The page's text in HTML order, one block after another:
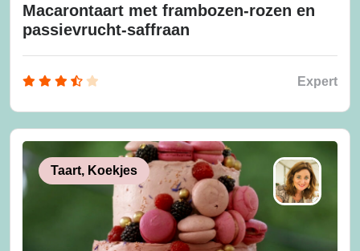
Macarontaart met frambozen-rozen en
passievrucht-saffraan
Expert
Taart, Koekjes